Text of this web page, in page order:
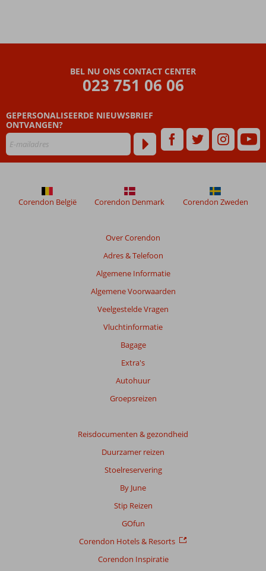
BEL NU ONS CONTACT CENTER
023 751 06 06
GEPERSONALISEERDE NIEUWSBRIEF
ONTVANGEN?
Over Corendon
Adres & Telefoon
Algemene Informatie
Algemene Voorwaarden
Veelgestelde Vragen
Vluchtinformatie
Bagage
Extra's
Autohuur
Groepsreizen
Reisdocumenten & gezondheid
Duurzamer reizen
Stoelreservering
By June
Stip Reizen
GOfun
Corendon Hotels & Resorts
Corendon Inspiratie
Corendon België Corendon Denmark Corendon Zweden